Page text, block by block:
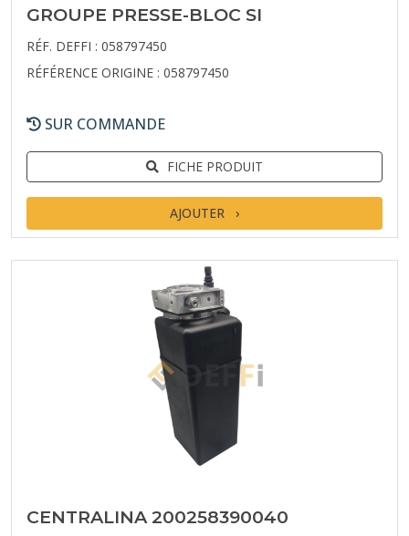
GROUPE PRESSE-BLOC SI
RÉF. DEFFI : 058797450
RÉFÉRENCE ORIGINE : 058797450
SUR COMMANDE
FICHE PRODUIT
AJOUTER
CENTRALINA 200258390040